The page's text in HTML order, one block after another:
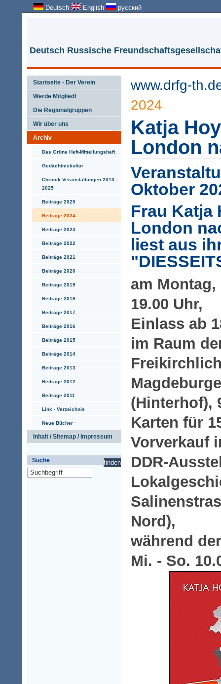
Deutsch English русский
Deutsch Russische
Startseite - Der Verein
Werde Mitglied!
Die Regionalgruppen
Wir über uns
Archiv
Das Grüne Heft-Mitteilungsheft
Gedächtniskultur
Chronik Veranstaltungen 2013 -
2025
Beiträge 2025
Beiträge 2024
Beiträge 2023
Beiträge 2022
Beiträge 2021
Beiträge 2020
Beiträge 2019
Beiträge 2018
Beiträge 2017
Beiträge 2016
Beiträge 2015
Beiträge 2014
Beiträge 2013
Beiträge 2012
Beiträge 2011
Link - Verzeichnis
Neue Bücher
Inhalt / Sitemap / Impressum
Suche
www.drfg-
2024
Katja
London
Oktober
Frau Katja
London
liest aus
am Montag,
19.00 Uhr,
Einlass ab
im Raum
(Hinterhof),
Karten für
Vorverkauf
DDR-
Nord),
während
Mi. - So.